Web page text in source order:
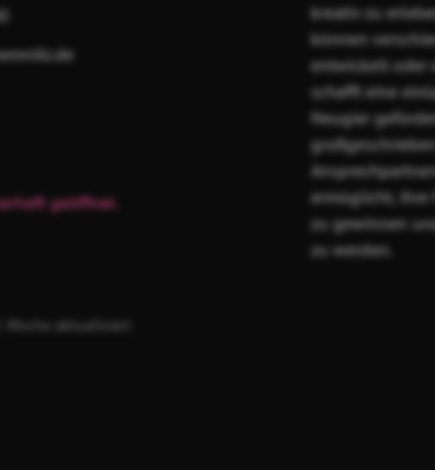
geöffnet.
kreativ zu
können
entwickelt oder
schafft eine
Neugier
ermöglicht, ihre
zu gewinnen
zu werden.
aktualisiert